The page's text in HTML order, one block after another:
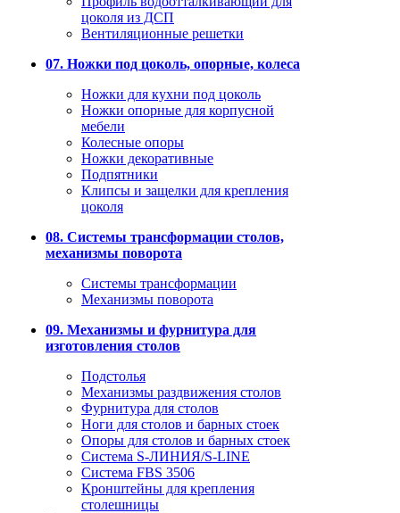
цоколя из ДСП
Вентиляционные решетки
07. Ножки под цоколь, опорные, колеса
Ножки для кухни под цоколь
Ножки опорные для корпусной
мебели
Колесные опоры
Ножки декоративные
Подпятники
Клипсы и защелки для крепления
цоколя
08. Системы трансформации столов,
механизмы поворота
Системы трансформации
Механизмы поворота
09. Механизмы и фурнитура для
изготовления столов
Подстолья
Механизмы раздвижения столов
Фурнитура для столов
Ноги для столов и барных стоек
Опоры для столов и барных стоек
Система S-ЛИНИЯ/S-LINE
Система FBS 3506
Кронштейны для крепления
столешницы